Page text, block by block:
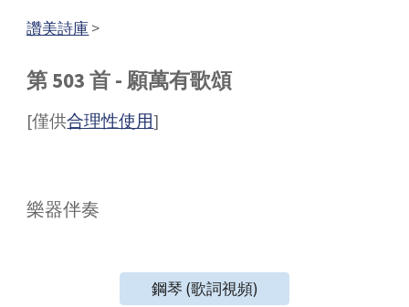
讚美詩庫>
第 503 首 - 願萬有歌頌
[僅供合理性使用]
樂器伴奏
鋼琴 (歌詞視頻)